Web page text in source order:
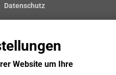
Datenschutz
Website um Ihre